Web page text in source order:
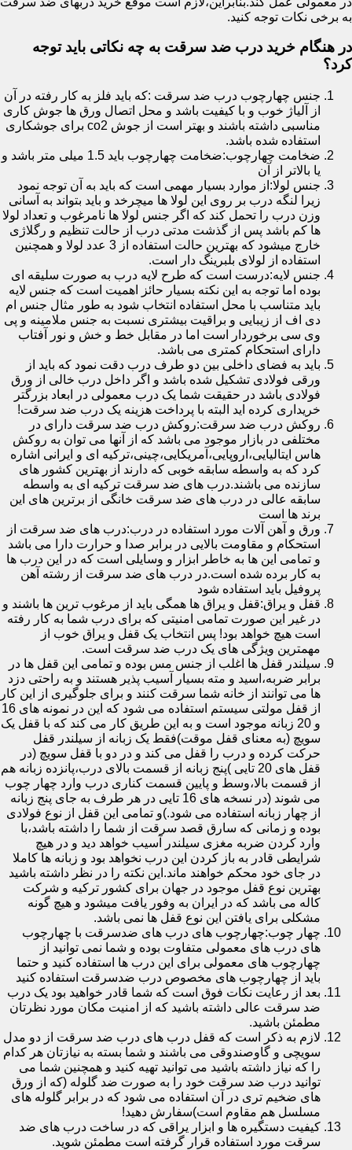
به برخی نکات توجه کنید.
در هنگام خرید درب ضد سرقت به چه نکاتی باید توجه
کرد؟
جنس چهارچوب درب ضد سرقت :که باید فلز به کار رفته در آن
از آلیاژ خوب و با کیفیت باشد و محل اتصال ورق ها جوش کاری
مناسبی داشته باشند و بهتر است از جوش co2 برای جوشکاری
استفاده شده باشد.
ضخامت چهارچوب:ضخامت چهارچوب باید 1.5 میلی متر باشد و
یا بالاتر از آن
جنس لولا:از موارد بسیار مهمی است که باید به آن توجه نمود
زیرا لنگه درب بر روی این لولا ها میچرخد و باید بتواند به آسانی
وزن درب را تحمل کند که اگر جنس لولا ها نامرغوب و تعداد لولا
ها کم باشد پس از گذشت مدتی درب از حالت تنظیم و رگلاژی
خارج میشود که بهترین حالت استفاده از 3 عدد لولا و همچنین
استفاده از لولای بلبرینگ دار است.
جنس لایه:درست است که طرح لایه درب به صورت سلیقه ای
بوده اما توجه به این نکته بسیار حائز اهمیت است که جنس لایه
باید متناسب با محل استفاده انتخاب شود به طور مثال جنس ام
دی اف از زیبایی و براقیت بیشتری نسبت به جنس ملامینه و پی
وی سی برخوردار است اما در مقابل خط و خش و نور آفتاب
دارای استحکام کمتری می باشد.
باید به فضای داخلی بین دو طرف درب دقت نمود که باید از
ورقی فولادی تشکیل شده باشد و اگر داخل درب خالی از ورق
فولادی باشد در حقیقت شما یک درب معمولی در ابعاد بزرگتر
خریداری کرده اید البته با پرداخت هزینه یک درب ضد سرقت!
روکش درب ضد سرقت:روکش درب ضد سرقت دارای در
مختلفی در بازار موجود می باشد که از آنها می توان به روکش
هاس ایتالیایی،اروپایی،آمریکایی،چینی،ترکیه ای و ایرانی اشاره
کرد که به واسطه سابقه خوبی که دارند از بهترین کشور های
سازنده می باشند.درب های ضد سرقت ترکیه ای به واسطه
سابقه عالی در درب های ضد سرقت خانگی از برترین های این
برند ها است
ورق و آهن آلات مورد استفاده در درب:درب های ضد سرقت از
استحکام و مقاومت بالایی در برابر صدا و حرارت دارا می باشد
و تمامی این ها به خاطر ابزار و وسایلی است که در این درب ها
به کار برده شده است.در درب های ضد سرقت از رشته آهن
پروفیل باید استفاده شود
قفل و یراق:قفل و یراق ها همگی باید از مرغوب ترین ها باشند و
در غیر این صورت تمامی امنیتی که برای درب شما به کار رفته
است هیچ خواهد بود! پس انتخاب یک قفل و یراق خوب از
مهمترین ویژگی های یک درب ضد سرقت است.
سیلندر قفل ها اغلب از جنس مس بوده و تمامی این قفل ها در
برابر ضربه،اسید و مته بسیار آسیب پذیر هستند و به راحتی دزد
ها می توانند از خانه شما سرقت کنند و برای جلوگیری از این کار
از قفل مولتی سیستم استفاده می شود که این در نمونه های 16
و 20 زبانه موجود است و به این طریق کار می کند که با قفل یک
سویچ (به معنای قفل موقت)فقط یک زبانه از سیلندر قفل
حرکت کرده و درب را قفل می کند و در دو با قفل سویچ (در
قفل های 20 تایی )پنج زبانه از قسمت بالای درب،پانزده زبانه هم
از قسمت بالا،وسط و پایین قسمت کناری درب وارد چهار چوب
می شوند (در نسخه های 16 تایی در هر طرف به جای پنج زبانه
از چهار زبانه استفاده می شود.)و تمامی این قفل از نوع فولادی
بوده و زمانی که سارق قصد سرقت از شما را داشته باشد،با
وارد کردن ضربه مغزی سیلندر آسیب خواهد دید و در هیچ
شرایطی قادر به باز کردن این درب نخواهد بود و زبانه ها کاملا
در جای خود محکم خواهند ماند.این نکته را در نظر داشته باشید
بهترین نوع قفل موجود در جهان برای کشور ترکیه و شرکت
کاله می باشد که در ایران به وفور یافت میشود و هیچ گونه
مشکلی برای یافتن این نوع قفل ها نمی باشد.
چهار چوب:چهارچوب های درب های ضدسرقت با چهارچوب
های درب های معمولی متفاوت بوده و شما نمی توانید از
چهارچوب های معمولی برای این درب ها استفاده کنید و حتما
باید از چهارچوب های مخصوص درب ضدسرقت استفاده کنید
بعد از رعایت نکات فوق است که شما قادر خواهید بود یک درب
ضد سرقت عالی داشته باشید که از امنیت مکان مورد نظرتان
مطمئن باشید.
لازم به ذکر است که قفل درب های درب ضد سرقت از دو مدل
سویچی و گاوصندوقی می باشند و شما بسته به نیازتان هر کدام
را که نیاز داشته باشید می توانید تهیه کنید و همچنین شما می
توانید درب ضد سرقت خود را به صورت ضد گلوله (که از ورق
های ضخیم تری در آن استفاده می شود که در برابر گلوله های
مسلسل هم مقاوم است)سفارش دهید!
کیفیت دستگیره ها و ابزار یراقی که در ساخت درب های ضد
سرقت مورد استفاده قرار گرفته است مطمئن شوید.